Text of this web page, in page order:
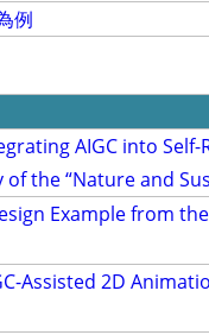
例
AIGC into
the “Nature and
Example from
Assisted 2D